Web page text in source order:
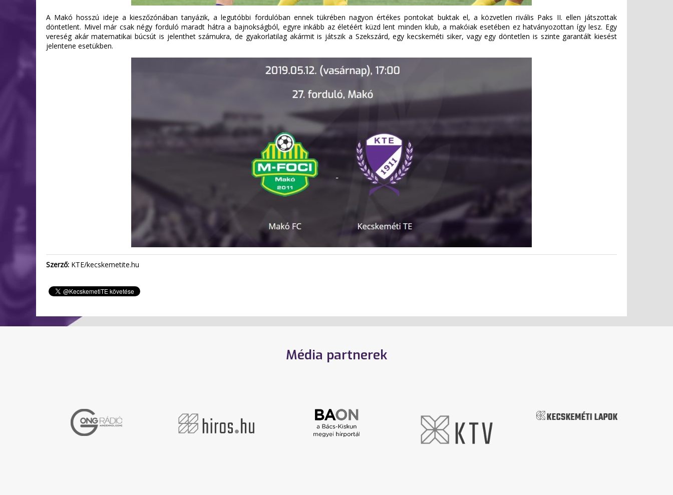
A Makó hosszú ideje a kieszőzónában tanyázik, a legutóbbi fordulóban ennek tükrében nagyon értékes pontokat buktak el, a közvetlen rivális Paks II. ellen játszottak
döntetlent. Mivel már csak négy forduló maradt hátra a bajnokságból, egyre inkább az életéért küzd lent minden klub, a makóiak esetében ez hatványozottan így lesz. Egy
vereség akár matematikai búcsút is jelenthet számukra, de gyakorlatilag akármit is játszik a Szekszárd, egy kecskeméti siker, vagy egy döntetlen is szinte garantált kiesést
jelentene esetükben.
Szerző: KTE/kecskemetite.hu
Média partnerek